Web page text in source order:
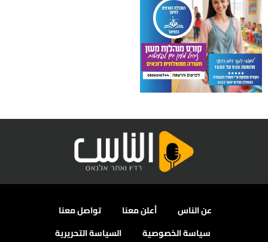
عن الناس أعلن معنا
تواصل معنا
سياسة الخصوصية
السياسة التحريرية